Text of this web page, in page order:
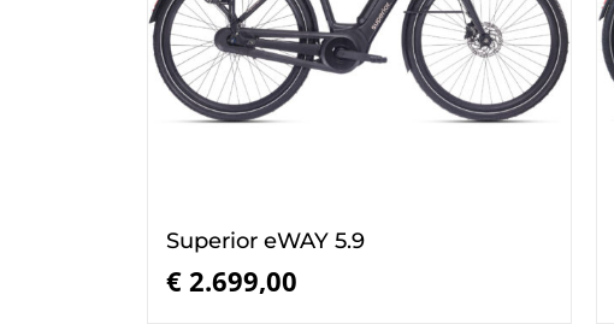
Superior eWAY 5.9
€ 2.699,00